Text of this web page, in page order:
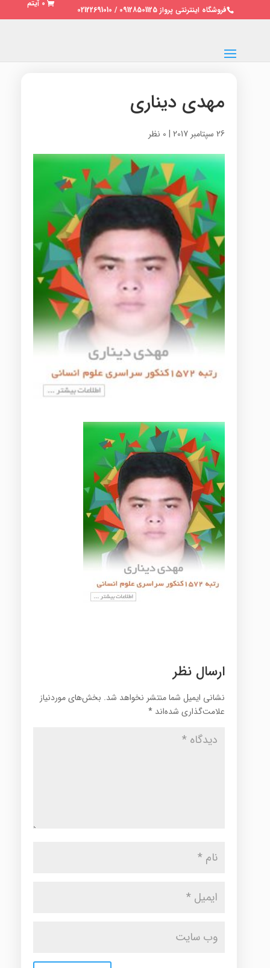
فروشگاه اینترنتی پرواز 09128501125 / 02122691010
0 آیتم
مهدی دیناری
26 سپتامبر 2017 | 0 نظر
ارسال نظر
نشانی ایمیل شما منتشر نخواهد شد. بخش‌های موردنیاز
علامت‌گذاری شده‌اند *